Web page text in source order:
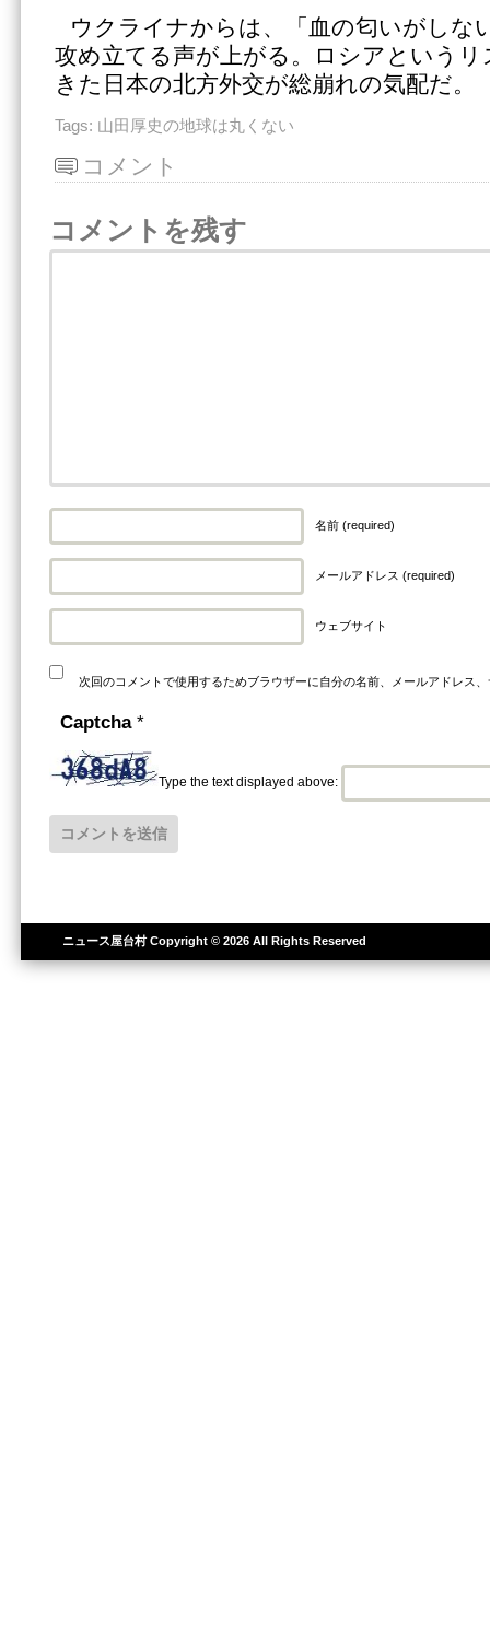
ウクライナからは、「血の匂いがしな
攻め立てる声が上がる。ロシアという
きた日本の北方外交が総崩れの気配だ。
Tags: 山田厚史の地球は丸くない
コメント
コメントを残す
名前 (required)
メールアドレス (required)
ウェブサイト
次回のコメントで使用するためブラウザーに自分の名前、メールアドレス
Captcha *
Type the text displayed above:
ニュース屋台村Copyright © 2026 All Rights Reserved